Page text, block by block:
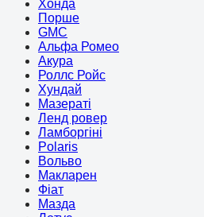
Хонда
Порше
GMC
Альфа Ромео
Акура
Роллс Ройс
Хундай
Мазераті
Ленд ровер
Ламборгіні
Polaris
Вольво
Макларен
Фіат
Мазда